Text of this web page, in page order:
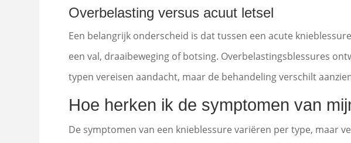
Overbelasting versus acuut letsel
Een belangrijk onderscheid is dat tussen een acute
een val, draaibeweging of botsing. Overbelastingsblessures
typen vereisen aandacht, maar de behandeling verschilt
Hoe herken ik de symptomen van
De symptomen van een knieblessure variëren per type, maar